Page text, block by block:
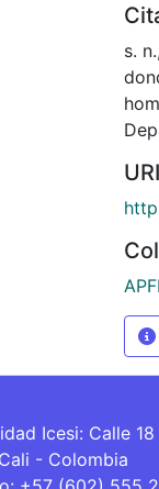
s.
URI
Icesi: Calle
- Colombia